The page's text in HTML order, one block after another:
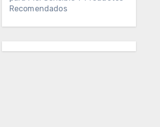
Recomendados